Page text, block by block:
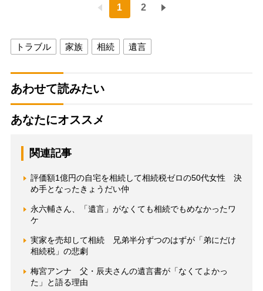
1 2
トラブル 家族 相続 遺言
あわせて読みたい
あなたにオススメ
関連記事
評価額1億円の自宅を相続して相続税ゼロの50代女性 決
め手となったきょうだい仲
永六輔さん、「遺言」がなくても相続でもめなかったワ
ケ
実家を売却して相続 兄弟半分ずつのはずが「弟にだけ
相続税」の悲劇
梅宮アンナ 父・辰夫さんの遺言書が「なくてよかっ
た」と語る理由